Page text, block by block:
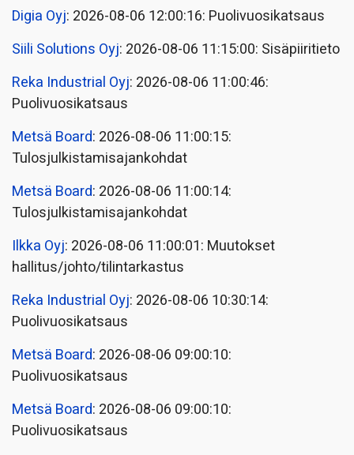
Digia Oyj: 2026-08-06 12:00:16: Puolivuosikatsaus
Siili Solutions Oyj: 2026-08-06 11:15:00: Sisäpiiritieto
Reka Industrial Oyj: 2026-08-06 11:00:46:
Puolivuosikatsaus
Metsä Board: 2026-08-06 11:00:15:
Tulosjulkistamisajankohdat
Metsä Board: 2026-08-06 11:00:14:
Tulosjulkistamisajankohdat
Ilkka Oyj: 2026-08-06 11:00:01: Muutokset
hallitus/johto/tilintarkastus
Reka Industrial Oyj: 2026-08-06 10:30:14:
Puolivuosikatsaus
Metsä Board: 2026-08-06 09:00:10:
Puolivuosikatsaus
Metsä Board: 2026-08-06 09:00:10:
Puolivuosikatsaus